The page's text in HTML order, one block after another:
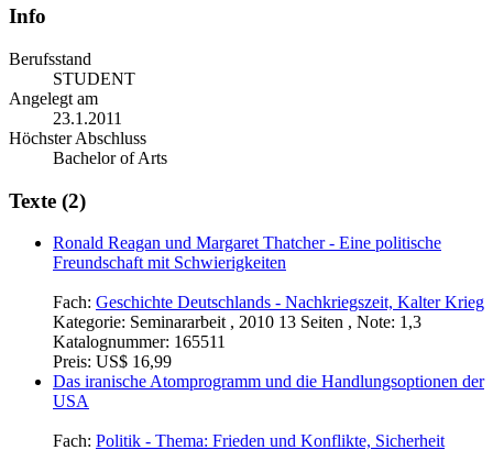
Info
Berufsstand
STUDENT
Angelegt am
23.1.2011
Höchster Abschluss
Bachelor of Arts
Texte (2)
Ronald Reagan und Margaret Thatcher - Eine politische
Freundschaft mit Schwierigkeiten
Fach: Geschichte Deutschlands - Nachkriegszeit, Kalter Krieg
Kategorie: Seminararbeit , 2010 13 Seiten , Note: 1,3
Katalognummer: 165511
Preis: US$ 16,99
Das iranische Atomprogramm und die Handlungsoptionen der
USA
Fach: Politik - Thema: Frieden und Konflikte, Sicherheit